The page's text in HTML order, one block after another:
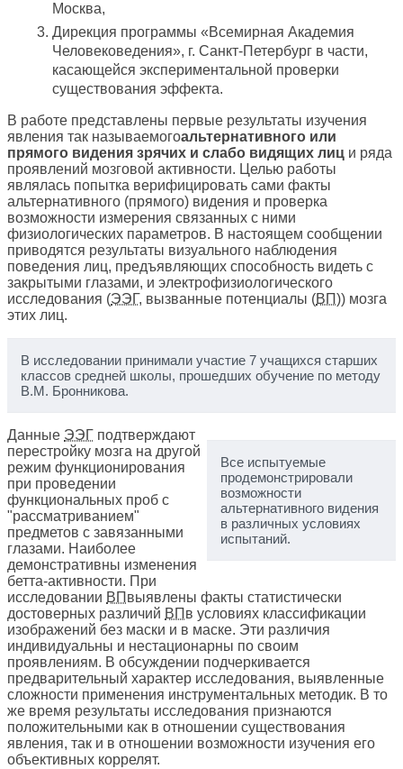
Москва,
Дирекция программы «Всемирная Академия
Человековедения», г. Санкт-Петербург в части,
касающейся экспериментальной проверки
существования эффекта.
В работе представлены первые результаты изучения
явления так называемогоальтернативного или
прямого видения зрячих и слабо видящих лиц и ряда
проявлений мозговой активности. Целью работы
являлась попытка верифицировать сами факты
альтернативного (прямого) видения и проверка
возможности измерения связанных с ними
физиологических параметров. В настоящем сообщении
приводятся результаты визуального наблюдения
поведения лиц, предъявляющих способность видеть с
закрытыми глазами, и электрофизиологического
исследования (ЭЭГ, вызванные потенциалы (ВП)) мозга
этих лиц.
В исследовании принимали участие 7 учащихся старших
классов средней школы, прошедших обучение по методу
В.М. Бронникова.
Все испытуемые
продемонстрировали
возможности
альтернативного видения
в различных условиях
испытаний.
Данные ЭЭГ подтверждают
перестройку мозга на другой
режим функционирования
при проведении
функциональных проб с
"рассматриванием"
предметов с завязанными
глазами. Наиболее
демонстративны изменения
бетта-активности. При
исследовании ВП выявлены факты статистически
достоверных различий ВП в условиях классификации
изображений без маски и в маске. Эти различия
индивидуальны и нестационарны по своим
проявлениям. В обсуждении подчеркивается
предварительный характер исследования, выявленные
сложности применения инструментальных методик. В то
же время результаты исследования признаются
положительными как в отношении существования
явления, так и в отношении возможности изучения его
объективных коррелят.